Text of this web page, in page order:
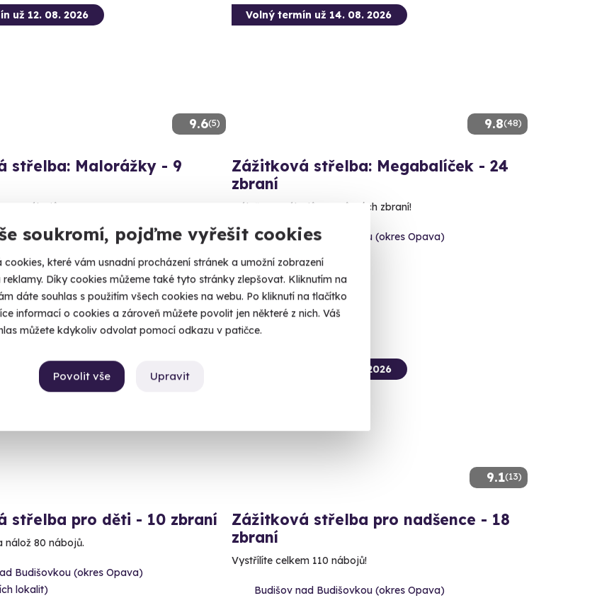
soukromí, pojďme vyřešit cookies
cookies, které vám usnadní procházení stránek a umožní zobrazení
Díky cookies můžeme také tyto stránky zlepšovat. Kliknutím na
dáte souhlas s použitím všech cookies na webu. Po kliknutí na tlačítko
informací o cookies a zároveň můžete povolit jen některé z nich. Váš
můžete kdykoliv odvolat pomocí odkazu v patičce.
Upravit
Povolit vše
9.6(5)
už 12. 08. 2026
střelba: Malorážky - 9
72 nábojů!
Budišovkou (okres Opava)
9.8(48)
Volný termín už 14. 08. 2026
Zážitková střelba: Megabalíček - 24
zbraní
Nálož 130 nábojů z 24 různých zbraní!
Budišov nad Budišovkou (okres Opava)
4 999 Kč
už 12. 08. 2026
střelba pro děti - 10 zbraní
nálož 80 nábojů.
Budišovkou (okres Opava)
lokalit)
9.1(13)
Volný termín už 14. 08. 2026
Zážitková střelba pro nadšence - 18
zbraní
Vystřílíte celkem 110 nábojů!
Budišov nad Budišovkou (okres Opava)